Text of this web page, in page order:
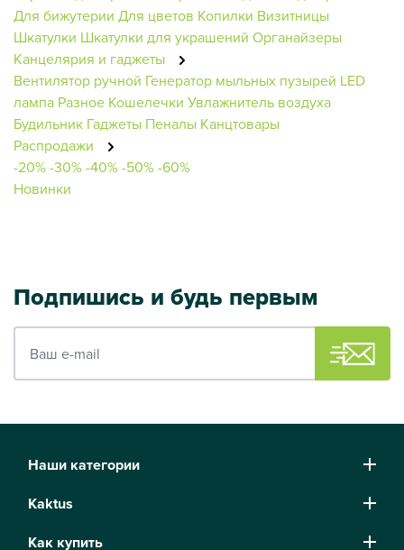
Для бижутерии Для цветов Копилки Визитницы
Шкатулки Шкатулки для украшений Органайзеры
Канцелярия и гаджеты
Вентилятор ручной Генератор мыльных пузырей LED
лампа Разное Кошелечки Увлажнитель воздуха
Будильник Гаджеты Пеналы Канцтовары
Распродажи
-20%-30%-40%-50%-60%
Новинки
Подпишись и будь первым
Наши категории
Kaktus
Как купить